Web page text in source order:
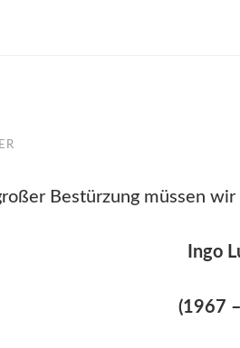
Bestürzung müssen
Ingo
(1967